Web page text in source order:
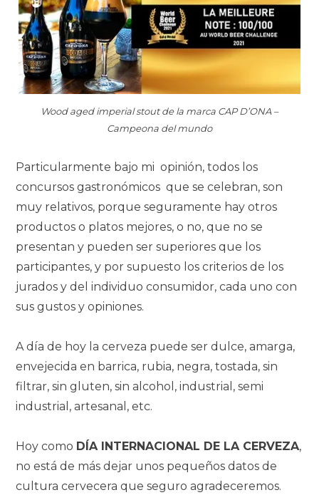
Wood aged imperial stout de la marca CAP D’ONA –
Campeona del mundo
Particularmente bajo mi opinión, todos los
concursos gastronómicos que se celebran, son
muy relativos, porque seguramente hay otros
productos o platos mejores, o no, que no se
presentan y pueden ser superiores que los
participantes, y por supuesto los criterios de los
jurados y del individuo consumidor, cada uno con
sus gustos y opiniones.
A día de hoy la cerveza puede ser dulce, amarga,
envejecida en barrica, rubia, negra, tostada, sin
filtrar, sin gluten, sin alcohol, industrial, semi
industrial, artesanal, etc.
Hoy como DÍA INTERNACIONAL DE LA CERVEZA,
no está de más dejar unos pequeños datos de
cultura cervecera que seguro agradeceremos.